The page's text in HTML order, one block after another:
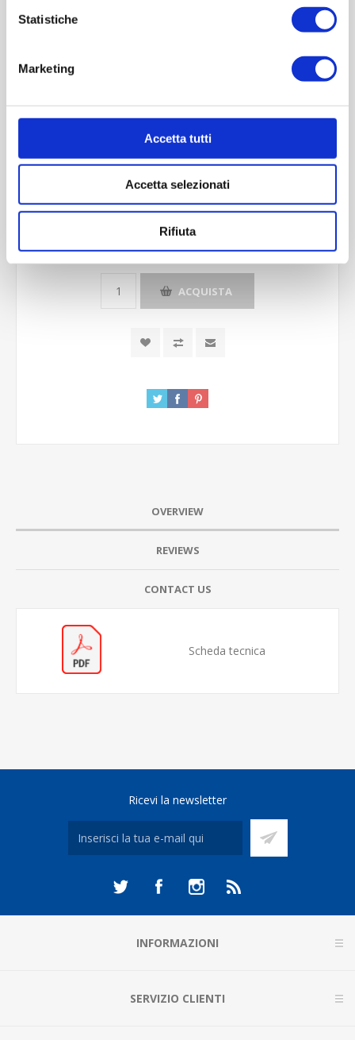
Statistiche
Marketing
Accetta tutti
Accetta selezionati
Rifiuta
Altezza (mm):250
Cod.: ETR612
ACQUISTA
OVERVIEW
REVIEWS
CONTACT US
Scheda tecnica
Ricevi la newsletter
INFORMAZIONI
SERVIZIO CLIENTI